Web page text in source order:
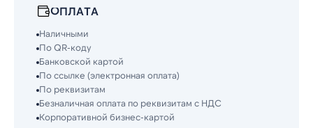
ОПЛАТА
Наличными
По QR-коду
Банковской картой
По ссылке (электронная оплата)
По реквизитам
Безналичная оплата по реквизитам с НДС
Корпоративной бизнес-картой